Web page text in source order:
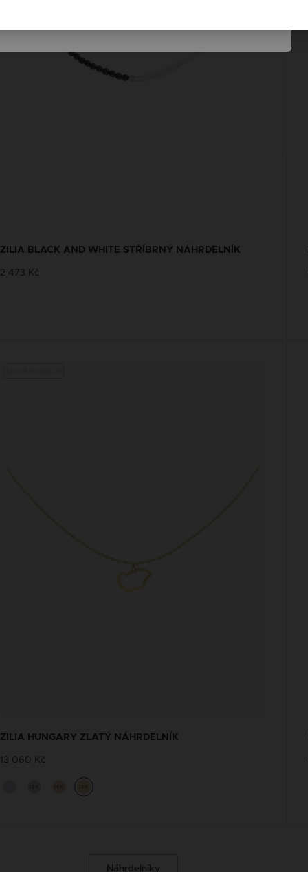
ZILIA BLACK AND WHITE STŘÍBRNÝ NÁHRDELNÍK
2 473 Kč
ZILIA HUNGARY ZLATÝ NÁHRDELNÍK
13 060 Kč
Náhrdelníky